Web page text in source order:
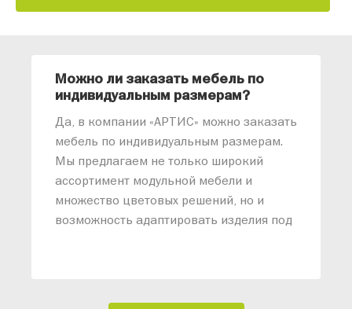
Можно ли заказать мебель по
индивидуальным размерам?
Да, в компании «АРТИС» можно заказать
мебель по индивидуальным размерам.
Мы предлагаем не только широкий
ассортимент модульной мебели и
множество цветовых решений, но и
возможность адаптировать изделия под